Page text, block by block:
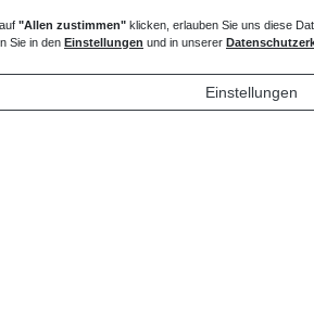
universal 5-Punkt Wannenfüße 87-
*
*inkl.
"Allen zustimmen" klicken, erlauben Sie uns diese
Sie in den Einstellungen und in unserer
Einstellungen